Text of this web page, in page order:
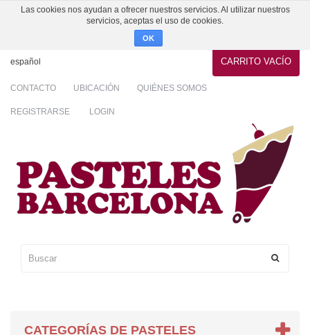
Las cookies nos ayudan a ofrecer nuestros servicios. Al utilizar nuestros
servicios, aceptas el uso de cookies.
OK
CARRITO VACÍO
español
CONTACTO UBICACIÓN QUIÉNES SOMOS
REGISTRARSE LOGIN
CATEGORÍAS DE PASTELES